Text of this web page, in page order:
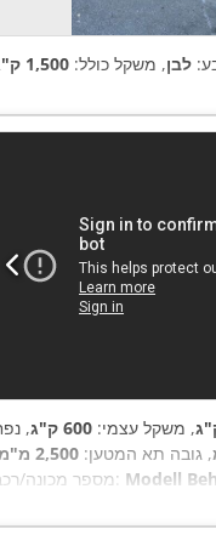
לבן, משקל כולל: 1,500 ק"ג
, משקל עצמי: 600 ק"ג
,
, גובה תא המטען: 2,500 מ"מ
מספר מכונה/רכב: Modell